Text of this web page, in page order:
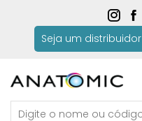
Seja um distribuidor